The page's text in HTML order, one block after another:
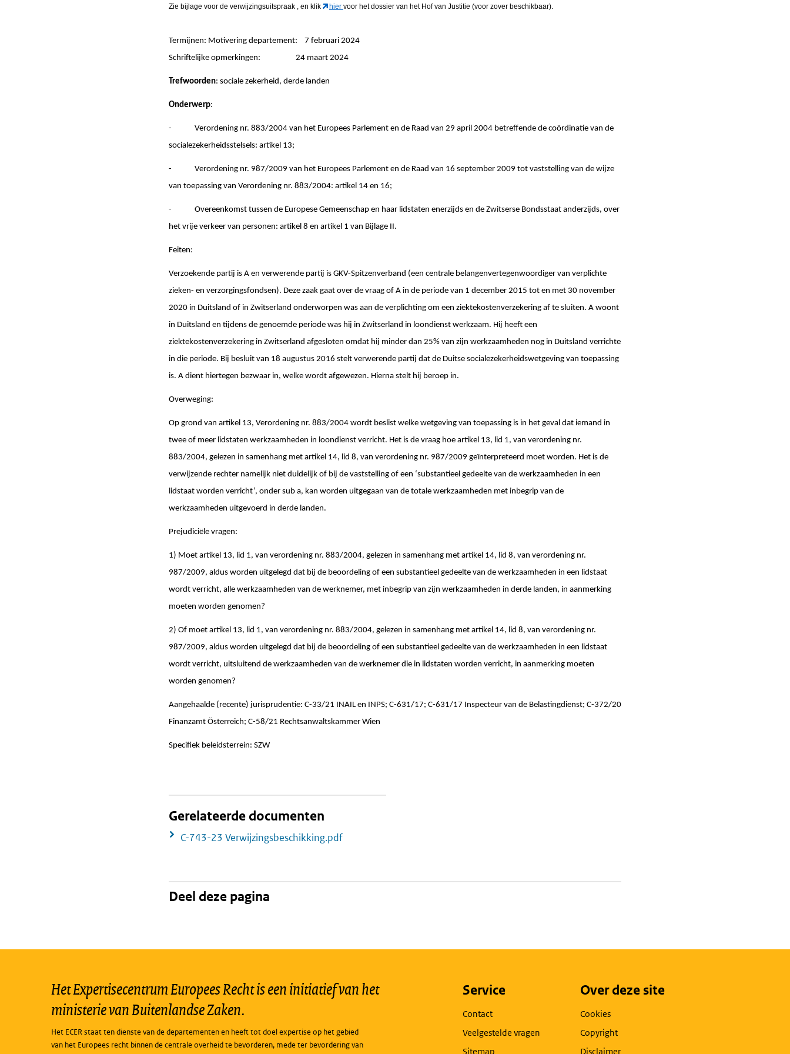
Zie bijlage voor de verwijzingsuitspraak , en klik hier voor het dossier van het Hof van Justitie (voor zover beschikbaar).
Termijnen: Motivering departement: 7 februari 2024
Schriftelijke opmerkingen: 24 maart 2024
Trefwoorden: sociale zekerheid, derde landen
Onderwerp:
- Verordening nr. 883/2004 van het Europees Parlement en de Raad van 29 april 2004 betreffende de coördinatie van de
socialezekerheidsstelsels: artikel 13;
- Verordening nr. 987/2009 van het Europees Parlement en de Raad van 16 september 2009 tot vaststelling van de wijze
van toepassing van Verordening nr. 883/2004: artikel 14 en 16;
- Overeenkomst tussen de Europese Gemeenschap en haar lidstaten enerzijds en de Zwitserse Bondsstaat anderzijds, over
het vrije verkeer van personen: artikel 8 en artikel 1 van Bijlage II.
Feiten:
Verzoekende partij is A en verwerende partij is GKV-Spitzenverband (een centrale belangenvertegenwoordiger van verplichte
zieken- en verzorgingsfondsen). Deze zaak gaat over de vraag of A in de periode van 1 december 2015 tot en met 30 november
2020 in Duitsland of in Zwitserland onderworpen was aan de verplichting om een ziektekostenverzekering af te sluiten. A woont
in Duitsland en tijdens de genoemde periode was hij in Zwitserland in loondienst werkzaam. Hij heeft een
ziektekostenverzekering in Zwitserland afgesloten omdat hij minder dan 25% van zijn werkzaamheden nog in Duitsland verrichte
in die periode. Bij besluit van 18 augustus 2016 stelt verwerende partij dat de Duitse socialezekerheidswetgeving van toepassing
is. A dient hiertegen bezwaar in, welke wordt afgewezen. Hierna stelt hij beroep in.
Overweging:
Op grond van artikel 13, Verordening nr. 883/2004 wordt beslist welke wetgeving van toepassing is in het geval dat iemand in
twee of meer lidstaten werkzaamheden in loondienst verricht. Het is de vraag hoe artikel 13, lid 1, van verordening nr.
883/2004, gelezen in samenhang met artikel 14, lid 8, van verordening nr. 987/2009 geïnterpreteerd moet worden. Het is de
verwijzende rechter namelijk niet duidelijk of bij de vaststelling of een ‘substantieel gedeelte van de werkzaamheden in een
lidstaat worden verricht’, onder sub a, kan worden uitgegaan van de totale werkzaamheden met inbegrip van de
werkzaamheden uitgevoerd in derde landen.
Prejudiciële vragen:
1) Moet artikel 13, lid 1, van verordening nr. 883/2004, gelezen in samenhang met artikel 14, lid 8, van verordening nr.
987/2009, aldus worden uitgelegd dat bij de beoordeling of een substantieel gedeelte van de werkzaamheden in een lidstaat
wordt verricht, alle werkzaamheden van de werknemer, met inbegrip van zijn werkzaamheden in derde landen, in aanmerking
moeten worden genomen?
2) Of moet artikel 13, lid 1, van verordening nr. 883/2004, gelezen in samenhang met artikel 14, lid 8, van verordening nr.
987/2009, aldus worden uitgelegd dat bij de beoordeling of een substantieel gedeelte van de werkzaamheden in een lidstaat
wordt verricht, uitsluitend de werkzaamheden van de werknemer die in lidstaten worden verricht, in aanmerking moeten
worden genomen?
Aangehaalde (recente) jurisprudentie: C-33/21 INAIL en INPS; C-631/17; C-631/17 Inspecteur van de Belastingdienst; C-372/20
Finanzamt Österreich; C-58/21 Rechtsanwaltskammer Wien
Specifiek beleidsterrein: SZW
Gerelateerde documenten
C-743-23 Verwijzingsbeschikking.pdf
Deel deze pagina
Het Expertisecentrum Europees Recht is een initiatief van het
ministerie van Buitenlandse Zaken.
Het ECER staat ten dienste van de departementen en heeft tot doel expertise op het gebied
van het Europees recht binnen de centrale overheid te bevorderen, mede ter bevordering van
Service
Contact
Veelgestelde vragen
Sitemap
Over deze site
Cookies
Copyright
Disclaimer